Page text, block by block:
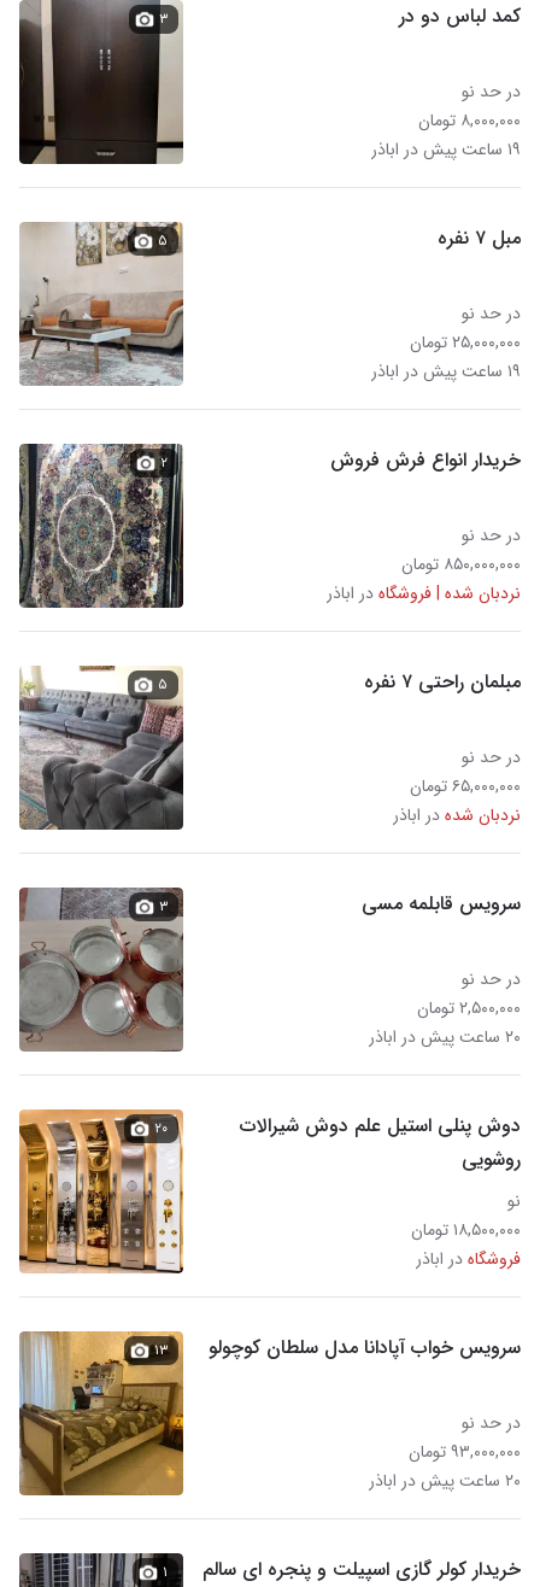
کمد لباس دو در
در حد نو
۸,۰۰۰,۰۰۰ تومان
۱۹ ساعت پیش در اباذر
۳
مبل ۷ نفره
در حد نو
۲۵,۰۰۰,۰۰۰ تومان
۱۹ ساعت پیش در اباذر
۵
خریدار انواع فرش فروش
در حد نو
۸۵۰,۰۰۰,۰۰۰ تومان
نردبان شده | فروشگاهدر اباذر
۲
مبلمان راحتی ۷ نفره
در حد نو
۶۵,۰۰۰,۰۰۰ تومان
نردبان شدهدر اباذر
۵
سرویس قابلمه مسی
در حد نو
۲,۵۰۰,۰۰۰ تومان
۲۰ ساعت پیش در اباذر
۳
دوش پنلی استیل علم دوش شیرالات
روشویی
نو
۱۸,۵۰۰,۰۰۰ تومان
فروشگاهدر اباذر
۲۰
سرویس خواب آپادانا مدل سلطان کوچولو
در حد نو
۹۳,۰۰۰,۰۰۰ تومان
۲۰ ساعت پیش در اباذر
۱۳
خریدار کولر گازی اسپیلت و پنجره ای سالم
۱